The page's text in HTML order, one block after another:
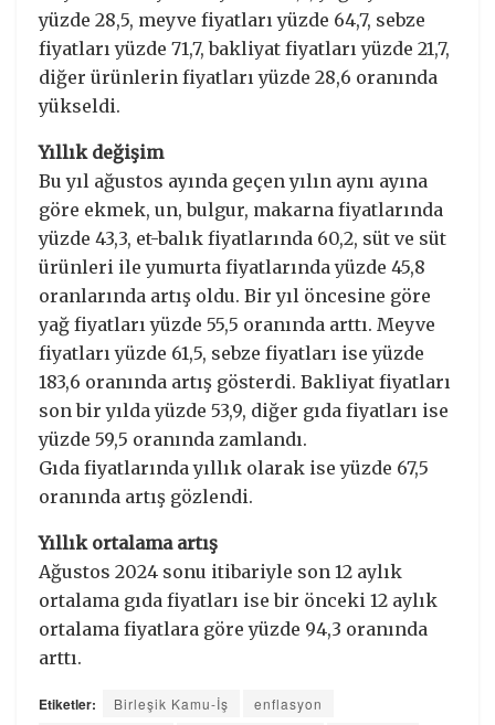
yüzde 28,5, meyve fiyatları yüzde 64,7, sebze
fiyatları yüzde 71,7, bakliyat fiyatları yüzde 21,7,
diğer ürünlerin fiyatları yüzde 28,6 oranında
yükseldi.
Yıllık değişim
Bu yıl ağustos ayında geçen yılın aynı ayına
göre ekmek, un, bulgur, makarna fiyatlarında
yüzde 43,3, et-balık fiyatlarında 60,2, süt ve süt
ürünleri ile yumurta fiyatlarında yüzde 45,8
oranlarında artış oldu. Bir yıl öncesine göre
yağ fiyatları yüzde 55,5 oranında arttı. Meyve
fiyatları yüzde 61,5, sebze fiyatları ise yüzde
183,6 oranında artış gösterdi. Bakliyat fiyatları
son bir yılda yüzde 53,9, diğer gıda fiyatları ise
yüzde 59,5 oranında zamlandı.
Gıda fiyatlarında yıllık olarak ise yüzde 67,5
oranında artış gözlendi.
Yıllık ortalama artış
Ağustos 2024 sonu itibariyle son 12 aylık
ortalama gıda fiyatları ise bir önceki 12 aylık
ortalama fiyatlara göre yüzde 94,3 oranında
arttı.
Etiketler: Birleşik Kamu-İş
enflasyon